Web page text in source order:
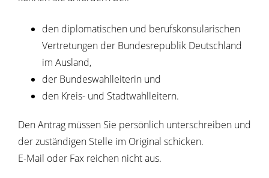
den diplomatischen und berufskonsularischen
Vertretungen der Bundesrepublik Deutschland
im Ausland,
der Bundeswahlleiterin und
den Kreis- und Stadtwahlleitern.
Den Antrag müssen Sie persönlich unterschreiben und
der zuständigen Stelle im Original schicken.
E-Mail oder Fax reichen nicht aus.